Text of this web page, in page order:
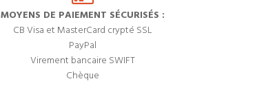
MOYENS DE PAIEMENT SÉCURISÉS :
CB Visa et MasterCard crypté SSL
PayPal
Virement bancaire SWIFT
Chèque